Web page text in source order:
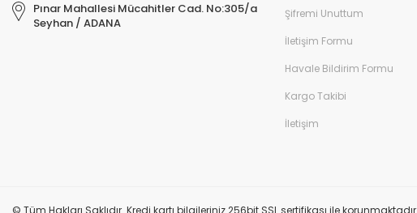
Pınar Mahallesi Mücahitler Cad. No:305/a
Seyhan / ADANA
Şifremi Unuttum
İletişim Formu
Havale Bildirim Formu
Kargo Takibi
İletişim
© Tüm Hakları Saklıdır. Kredi kartı bilgileriniz 256bit SSL sertifikası ile korunmaktadır.